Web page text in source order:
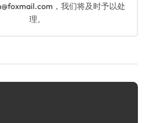
，我们将及时予以处
理。